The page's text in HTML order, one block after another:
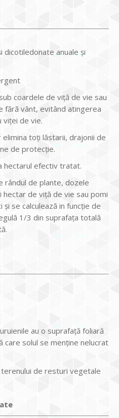
dicotiledonate anuale şi
coardele de viţă de vie sau
fără vânt, evitând atingerea
viţei de vie.
toţi lăstarii, drajonii de
de protecţie.
hectarul efectiv tratat.
rândul de plante, dozele
de viţă de vie sau pomi
se calculează in funcţie de
1/3 din suprafața totală
au o suprafaţă foliară
care solul se menţine nelucrat
de resturi vegetale